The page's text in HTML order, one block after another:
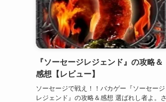
『ソーセージレジェンド』の攻略＆
感想【レビュー】
ソーセージで戦え！！バカゲー『ソーセージ
レジェンド』の攻略＆感想 選ばれし者よ。さ